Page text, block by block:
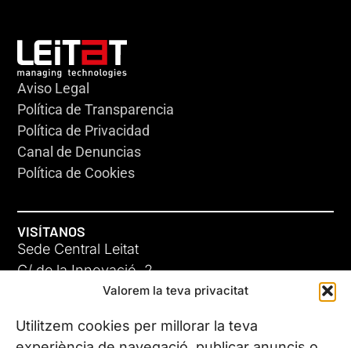
Valorem la teva privacitat
Utilitzem cookies per millorar la teva
Aviso Legal
Política de Transparencia
Política de Privacidad
Canal de Denuncias
Política de Cookies
VISÍTANOS
Sede Central Leitat
C/ de la Innovació, 2
08225 Terrassa, (Barcelona)
Conoce todas nuestras sedes